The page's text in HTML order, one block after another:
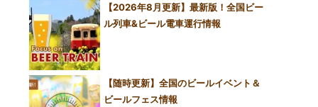
【2026年8月更新】最新版！全国ビー
ル列車&ビール電車運行情報
【随時更新】全国のビールイベント＆
ビールフェス情報